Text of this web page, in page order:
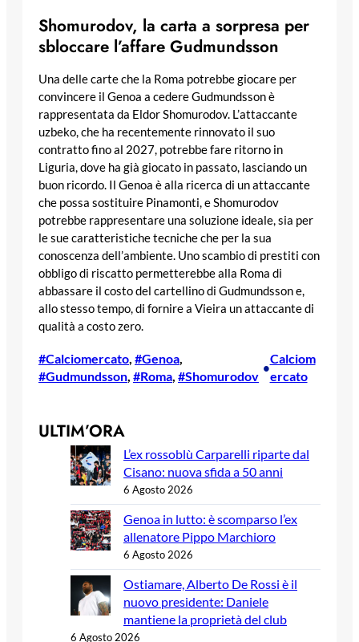
Shomurodov, la carta a sorpresa per
sbloccare l’affare Gudmundsson
Una delle carte che la Roma potrebbe giocare per
convincere il Genoa a cedere Gudmundsson è
rappresentata da Eldor Shomurodov. L’attaccante
uzbeko, che ha recentemente rinnovato il suo
contratto fino al 2027, potrebbe fare ritorno in
Liguria, dove ha già giocato in passato, lasciando un
buon ricordo. Il Genoa è alla ricerca di un attaccante
che possa sostituire Pinamonti, e Shomurodov
potrebbe rappresentare una soluzione ideale, sia per
le sue caratteristiche tecniche che per la sua
conoscenza dell’ambiente. Uno scambio di prestiti con
obbligo di riscatto permetterebbe alla Roma di
abbassare il costo del cartellino di Gudmundsson e,
allo stesso tempo, di fornire a Vieira un attaccante di
qualità a costo zero.
#Calciomercato, #Genoa
#Gudmundsson, #Roma, #Shomurodov
•
Calciom
ercato
ULTIM’ORA
L’ex rossoblù Carparelli riparte dal
Cisano: nuova sfida a 50 anni
6 Agosto 2026
Genoa in lutto: è scomparso l’ex
allenatore Pippo Marchioro
6 Agosto 2026
Ostiamare, Alberto De Rossi è il
nuovo presidente: Daniele
mantiene la proprietà del club
6 Agosto 2026